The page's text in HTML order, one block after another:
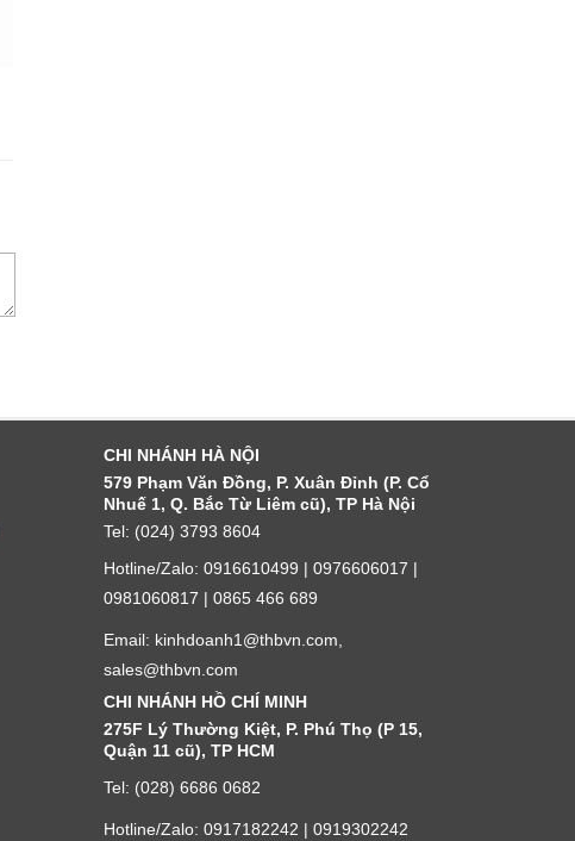
CHI NHÁNH HÀ NỘI
579 Phạm Văn Đồng, P. Xuân Đỉnh (P. Cổ
Nhuế 1, Q. Bắc Từ Liêm cũ), TP Hà Nội
Tel: (024) 3793 8604
Hotline/Zalo: 0916610499 | 0976606017 |
0981060817 | 0865 466 689
Email: kinhdoanh1@thbvn.com,
sales@thbvn.com
CHI NHÁNH HỒ CHÍ MINH
275F Lý Thường Kiệt, P. Phú Thọ (P 15,
Quận 11 cũ), TP HCM
Tel: (028) 6686 0682
Hotline/Zalo: 0917182242 | 0919302242